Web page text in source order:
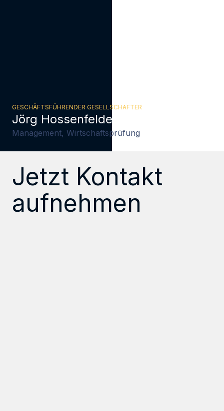
GESCHÄFTSFÜHRENDER GESELLSCHAFTER
Jörg Hossenfelder
Management, Wirtschaftsprüfung
Jetzt Kontakt
aufnehmen